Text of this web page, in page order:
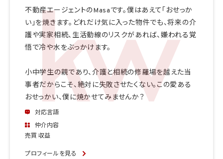
不動産エージェントのMasaです。僕はあえて「おせっか
い」を焼きます。どれだけ気に入った物件でも、将来の介
護や実家相続、生活動線のリスクがあれば、嫌われる覚
悟で冷や水をぶっかけます。
小中学生の親であり、介護と相続の修羅場を越えた当
事者だからこそ、絶対に失敗させたくない。この愛ある
おせっかい、僕に焼かせてみませんか？
対応言語
仲介内容
売買 収益
プロフィールを見る